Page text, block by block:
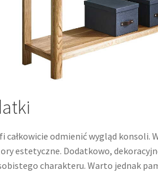
odmienić wygląd konsoli.
estetyczne. Dodatkowo,
charakteru. Warto jednak